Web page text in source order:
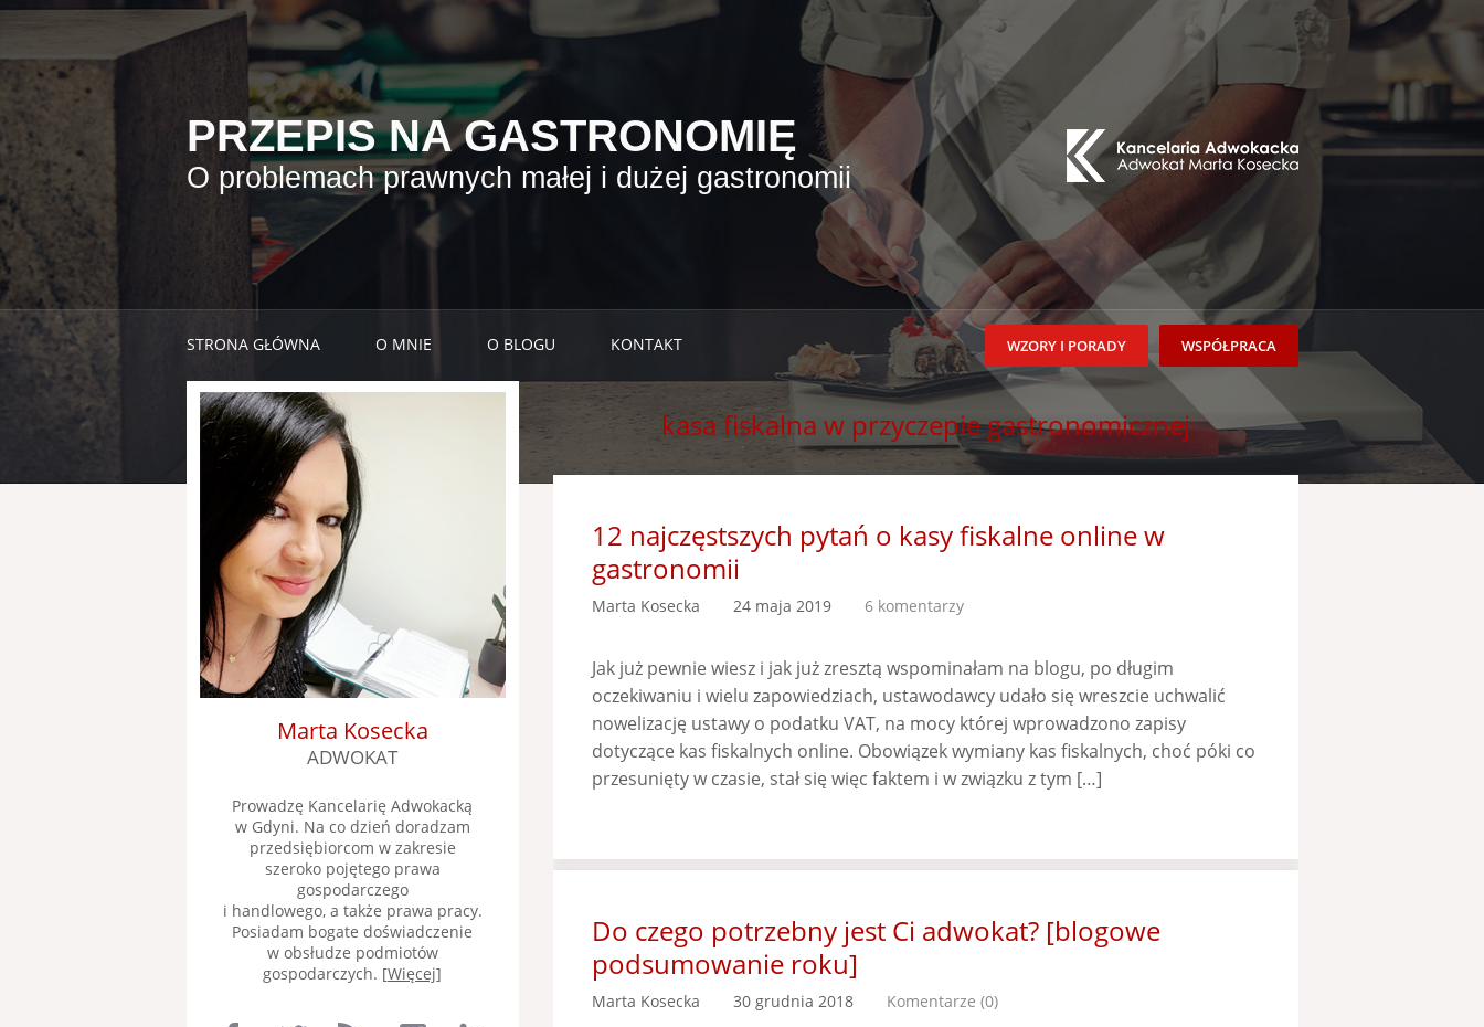
PRZEPIS NA GASTRONOMIĘ
O problemach prawnych małej i dużej gastronomii
STRONA GŁÓWNA O MNIE O BLOGU KONTAKT WSPÓŁPRACA
WZORY I PORADY
kasa fiskalna w przyczepie gastronomicznej
12 najczęstszych pytań o kasy fiskalne online w
gastronomii
Marta Kosecka 24 maja 2019 6 komentarzy
Jak już pewnie wiesz i jak już zresztą wspominałam na blogu, po długim
oczekiwaniu i wielu zapowiedziach, ustawodawcy udało się wreszcie uchwalić
nowelizację ustawy o podatku VAT, na mocy której wprowadzono zapisy
dotyczące kas fiskalnych online. Obowiązek wymiany kas fiskalnych, choć póki co
przesunięty w czasie, stał się więc faktem i w związku z tym […]
Do czego potrzebny jest Ci adwokat? [blogowe
podsumowanie roku]
Marta Kosecka 30 grudnia 2018 Komentarze (0)
Marta Kosecka
ADWOKAT
Prowadzę Kancelarię Adwokacką
w Gdyni. Na co dzień doradzam
przedsiębiorcom w zakresie
szeroko pojętego prawa
gospodarczego
i handlowego, a także prawa pracy.
Posiadam bogate doświadczenie
w obsłudze podmiotów
gospodarczych. [Więcej]